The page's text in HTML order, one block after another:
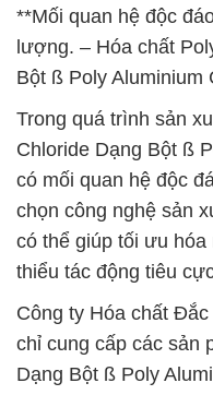
**Mối quan hệ độc
lượng. – Hóa chất
Bột ß Poly Aluminium
Trong quá trình sản
Chloride Dạng Bột ß
có mối quan hệ độc
chọn công nghệ sản
có thể giúp tối ưu
thiểu tác động tiêu
Công ty Hóa chất
chỉ cung cấp các sản
Dạng Bột ß Poly